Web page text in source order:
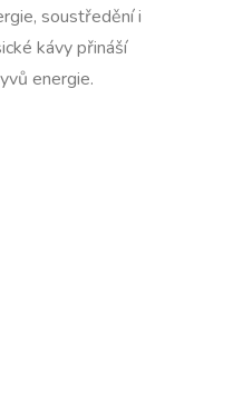
soustředění i
kávy přináší
energie.